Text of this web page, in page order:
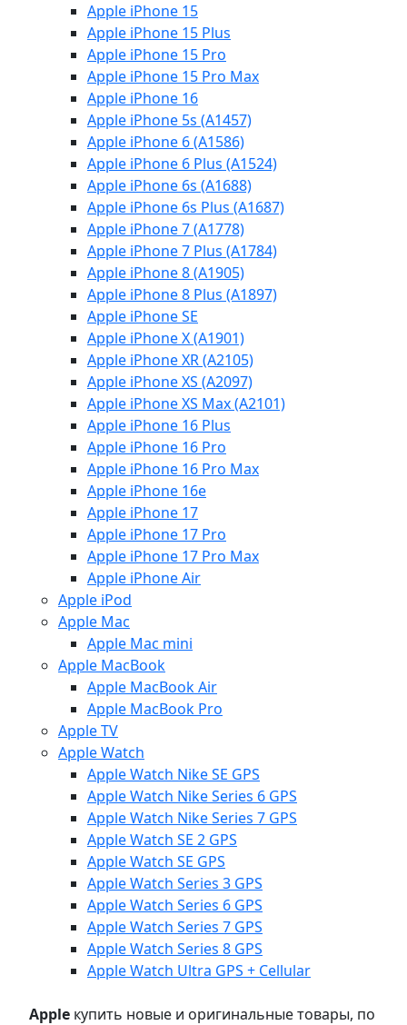
Apple iPhone 15
Apple iPhone 15 Plus
Apple iPhone 15 Pro
Apple iPhone 15 Pro Max
Apple iPhone 16
Apple iPhone 5s (A1457)
Apple iPhone 6 (A1586)
Apple iPhone 6 Plus (A1524)
Apple iPhone 6s (A1688)
Apple iPhone 6s Plus (A1687)
Apple iPhone 7 (A1778)
Apple iPhone 7 Plus (A1784)
Apple iPhone 8 (A1905)
Apple iPhone 8 Plus (A1897)
Apple iPhone SE
Apple iPhone X (A1901)
Apple iPhone XR (A2105)
Apple iPhone XS (A2097)
Apple iPhone XS Max (A2101)
Apple iPhone 16 Plus
Apple iPhone 16 Pro
Apple iPhone 16 Pro Max
Apple iPhone 16e
Apple iPhone 17
Apple iPhone 17 Pro
Apple iPhone 17 Pro Max
Apple iPhone Air
Apple iPod
Apple Mac
Apple Mac mini
Apple MacBook
Apple MacBook Air
Apple MacBook Pro
Apple TV
Apple Watch
Apple Watch Nike SE GPS
Apple Watch Nike Series 6 GPS
Apple Watch Nike Series 7 GPS
Apple Watch SE 2 GPS
Apple Watch SE GPS
Apple Watch Series 3 GPS
Apple Watch Series 6 GPS
Apple Watch Series 7 GPS
Apple Watch Series 8 GPS
Apple Watch Ultra GPS + Cellular
Apple купить новые и оригинальные товары, по